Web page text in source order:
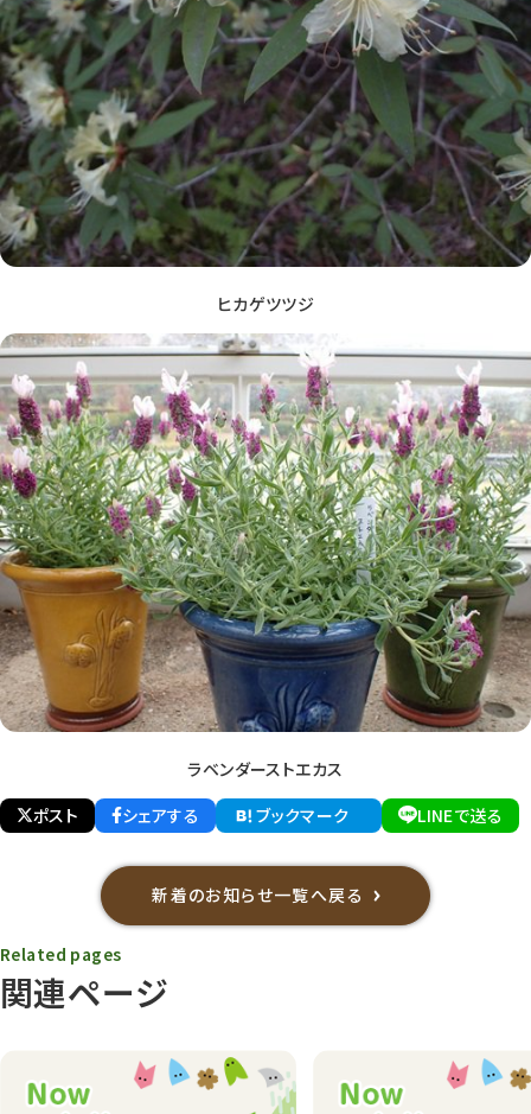
ヒカゲツツジ
ラベンダーストエカス
ポスト
シェアする ブックマーク LINEで送る
新着のお知らせ一覧へ戻る
関連ページ
Related pages